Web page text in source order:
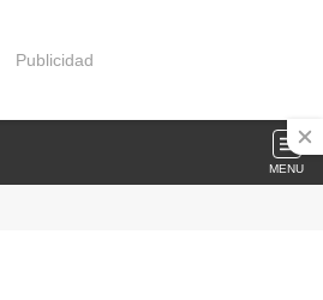
Publicidad
MENU